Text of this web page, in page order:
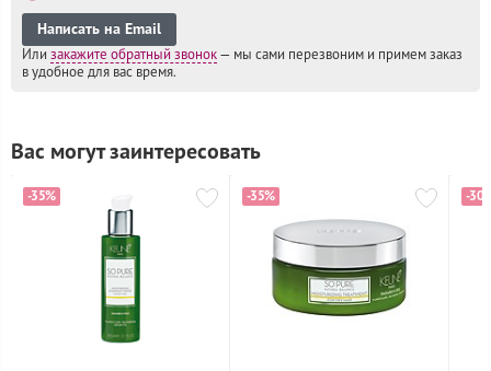
Написать на Email
Или закажите обратный звонок — мы сами перезвоним и примем заказ
в удобное для вас время.
Вас могут заинтересовать
-35% -35% -